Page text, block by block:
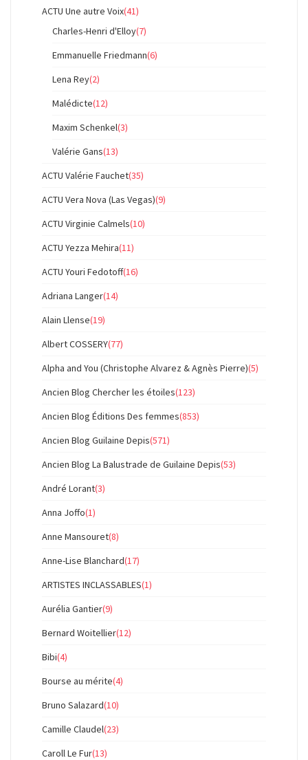
ACTU Une autre Voix(41)
Charles-Henri d'Elloy(7)
Emmanuelle Friedmann(6)
Lena Rey(2)
Malédicte(12)
Maxim Schenkel(3)
Valérie Gans(13)
ACTU Valérie Fauchet(35)
ACTU Vera Nova (Las Vegas)(9)
ACTU Virginie Calmels(10)
ACTU Yezza Mehira(11)
ACTU Youri Fedotoff(16)
Adriana Langer(14)
Alain Llense(19)
Albert COSSERY(77)
Alpha and You (Christophe Alvarez & Agnès Pierre)(5)
Ancien Blog Chercher les étoiles(123)
Ancien Blog Éditions Des femmes(853)
Ancien Blog Guilaine Depis(571)
Ancien Blog La Balustrade de Guilaine Depis(53)
André Lorant(3)
Anna Joffo(1)
Anne Mansouret(8)
Anne-Lise Blanchard(17)
ARTISTES INCLASSABLES(1)
Aurélia Gantier(9)
Bernard Woitellier(12)
Bibi(4)
Bourse au mérite(4)
Bruno Salazard(10)
Camille Claudel(23)
Caroll Le Fur(13)